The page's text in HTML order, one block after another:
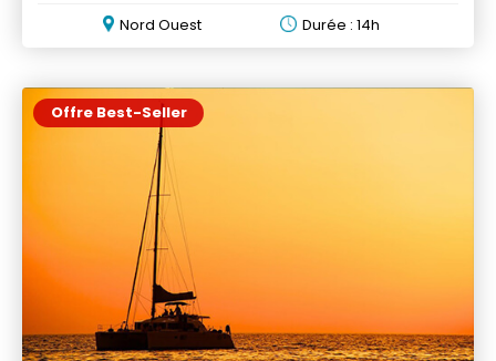
Nord Ouest Durée : 14h
Offre Best-Seller